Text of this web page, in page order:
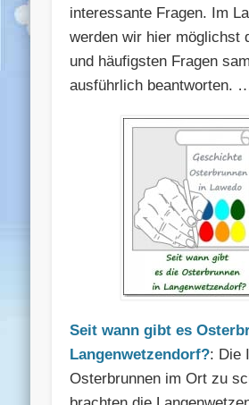
interessante Fragen. Im
werden wir hier möglichst
und häufigsten Fragen
ausführlich beantworten.
Seit wann gibt es
Langenwetzendorf?: Die
Osterbrunnen im Ort zu